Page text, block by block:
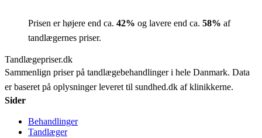
Prisen er højere end ca. 42% og lavere end ca. 58% af
tandlægernes priser.
Tandlægepriser.dk
Sammenlign priser på tandlægebehandlinger i hele Danmark. Data
er baseret på oplysninger leveret til sundhed.dk af klinikkerne.
Sider
Behandlinger
Tandlæger